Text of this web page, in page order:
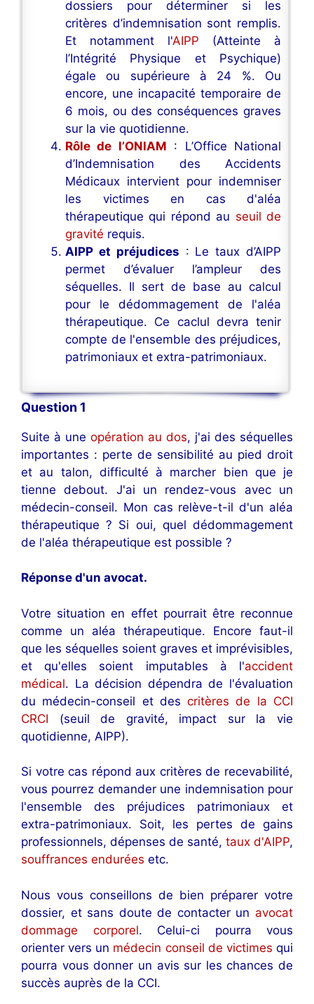
dossiers pour déterminer si les
critères d’indemnisation sont remplis.
Et notamment l'AIPP (Atteinte à
l’Intégrité Physique et Psychique)
égale ou supérieure à 24 %. Ou
encore, une incapacité temporaire de
6 mois, ou des conséquences graves
sur la vie quotidienne.
Rôle de l’ONIAM : L’Office National
d’Indemnisation des Accidents
Médicaux intervient pour indemniser
les victimes en cas d'aléa
thérapeutique qui répond au seuil de
gravité requis.
AIPP et préjudices : Le taux d’AIPP
permet d’évaluer l’ampleur des
séquelles. Il sert de base au calcul
pour le dédommagement de l'aléa
thérapeutique. Ce caclul devra tenir
compte de l'ensemble des préjudices,
patrimoniaux et extra-patrimoniaux.
Question 1
Suite à une opération au dos, j'ai des séquelles
importantes : perte de sensibilité au pied droit
et au talon, difficulté à marcher bien que je
tienne debout. J'ai un rendez-vous avec un
médecin-conseil. Mon cas relève-t-il d'un aléa
thérapeutique ? Si oui, quel dédommagement
de l'aléa thérapeutique est possible ?
Réponse d'un avocat.
Votre situation en effet pourrait être reconnue
comme un aléa thérapeutique. Encore faut-il
que les séquelles soient graves et imprévisibles,
et qu'elles soient imputables à l'accident
médical. La décision dépendra de l'évaluation
du médecin-conseil et descritères de la CCI
CRCI (seuil de gravité, impact sur la vie
quotidienne, AIPP).
Si votre cas répond aux critères de recevabilité,
vous pourrez demander une indemnisation pour
l'ensemble des préjudices patrimoniaux et
extra-patrimoniaux. Soit, les pertes de gains
professionnels, dépenses de santé, taux d'AIPP,
souffrances endurées etc.
Nous vous conseillons de bien préparer votre
dossier, et sans doute de contacter un avocat
dommage corporel. Celui-ci pourra vous
orienter vers un médecin conseil de victimes qui
pourra vous donner un avis sur les chances de
succès auprès de la CCI.